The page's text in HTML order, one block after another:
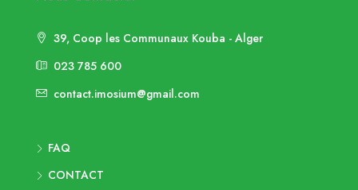
39, Coop les Communaux Kouba - Alger
023 785 600
contact.imosium@gmail.com
FAQ
CONTACT